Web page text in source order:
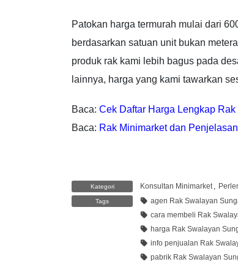
Patokan harga termurah mulai dari
berdasarkan satuan unit bukan
produk rak kami lebih bagus pada
lainnya, harga yang kami tawarkan
Baca: Cek Daftar Harga Lengkap
Baca: Rak Minimarket dan
Kategori Konsultan Minimarket ,
Tags agen Rak Swalayan
cara membeli Rak
harga Rak Swalayan
info penjualan Rak
pabrik Rak Swalayan